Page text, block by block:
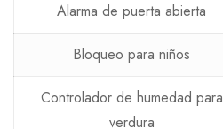
Alarma de puerta abierta
Bloqueo para niños
Controlador de humedad para
verdura